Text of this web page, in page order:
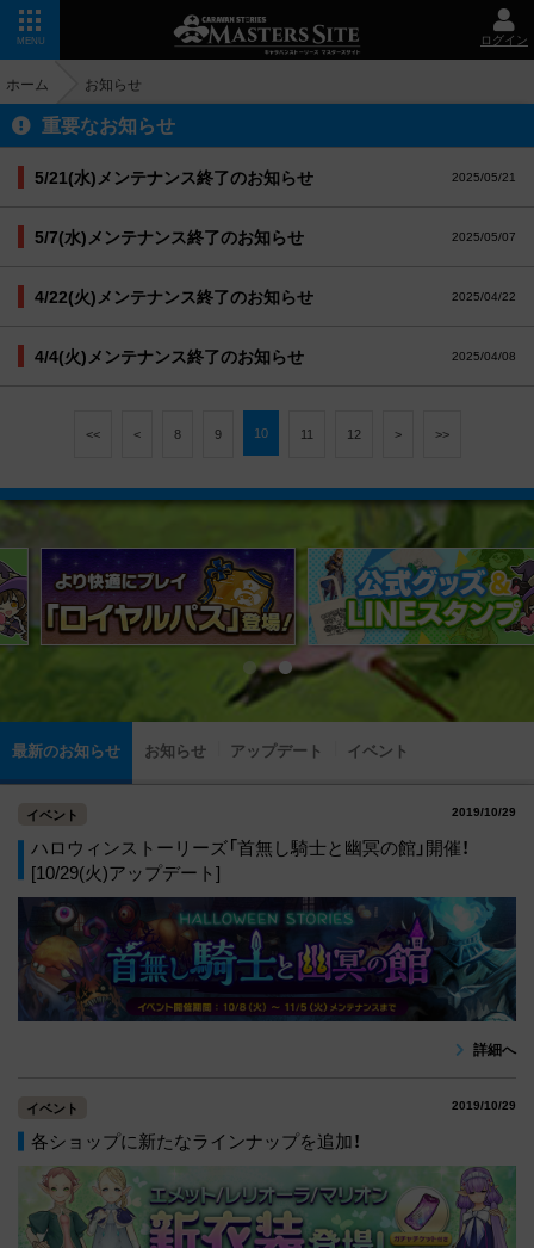
MENU ログイン
ホーム お知らせ
重要なお知らせ
5/21(水)メンテナンス終了のお知らせ 2025/05/21
5/7(水)メンテナンス終了のお知らせ 2025/05/07
4/22(火)メンテナンス終了のお知らせ 2025/04/22
4/4(火)メンテナンス終了のお知らせ 2025/04/08
<< < 8 9 10 11 12 > >>
最新のお知らせ お知らせ アップデート イベント
イベント 2019/10/29
ハロウィンストーリーズ「首無し騎士と幽冥の館」開催！
[10/29(火)アップデート]
詳細へ
イベント 2019/10/29
各ショップに新たなラインナップを追加！